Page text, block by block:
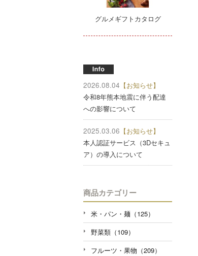
グルメギフトカタログ
2026.08.04 【お知らせ】
令和8年熊本地震に伴う配達
への影響について
2025.03.06 【お知らせ】
本人認証サービス（3Dセキュ
ア）の導入について
商品カテゴリー
米・パン・麺（125）
野菜類（109）
フルーツ・果物（209）